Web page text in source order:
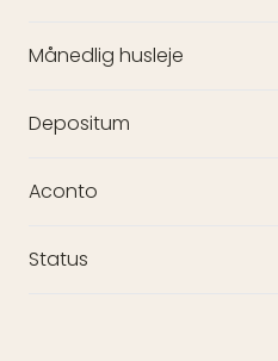
Månedlig husleje
Depositum
Aconto
Status